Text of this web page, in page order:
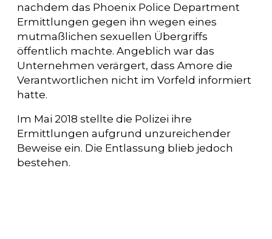
nachdem das Phoenix Police Department
Ermittlungen gegen ihn wegen eines
mutmaßlichen sexuellen Übergriffs
öffentlich machte. Angeblich war das
Unternehmen verärgert, dass Amore die
Verantwortlichen nicht im Vorfeld informiert
hatte.
Im Mai 2018 stellte die Polizei ihre
Ermittlungen aufgrund unzureichender
Beweise ein. Die Entlassung blieb jedoch
bestehen.